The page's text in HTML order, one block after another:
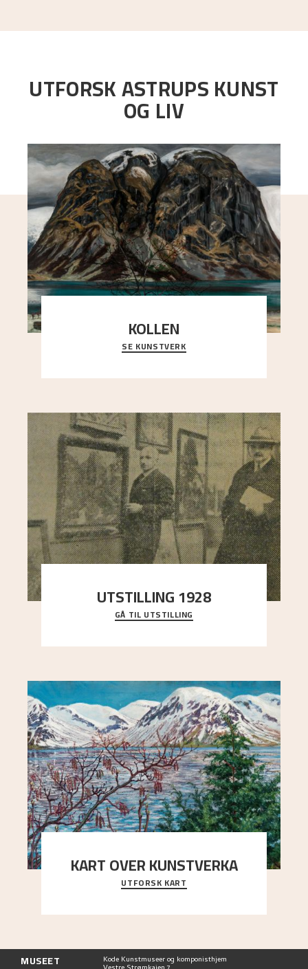
UTFORSK ASTRUPS KUNST
OG LIV
KOLLEN
Et ruvende fjell dominerer bildeflaten, og står i
sterk kontrast til det spinkle rognetreet ute
SE KUNSTVERK
UTSTILLING 1928
Då Astrup døydde i 1928, tok vennene Moritz
Kaland og Simon Thorbjørnsen initiativ til å
GÅ TIL UTSTILLING
KART OVER KUNSTVERKA
Utforsk stedene og utsiktene i Astrups malerier
UTFORSK KART
MUSEET Kode Kunstmuseer og komponisthjem